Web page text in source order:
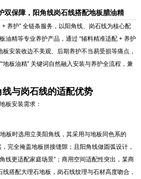
双保障，阳角线岗石线搭配地板腊油精​
养护” 全链条服务，以阳角线、岗石线为核心配
油精等专业养护产品，通过 “辅料精准适配 + 养护
板安装收边不美观、后期养护不当易受损等痛点，
地板油精” 关键词自然融入安装与养护全流程，兼
与岗石线的适配优势
板安装需求：
板时选用立美阳角线，其采用与地板同色系的
完全掩盖地板拼接缝隙；且阳角线做圆弧设计，
线更适配家庭场景”；商用空间适配性突出，某商
线搭配大理石地板，岗石线纹理与石材高度吻合，